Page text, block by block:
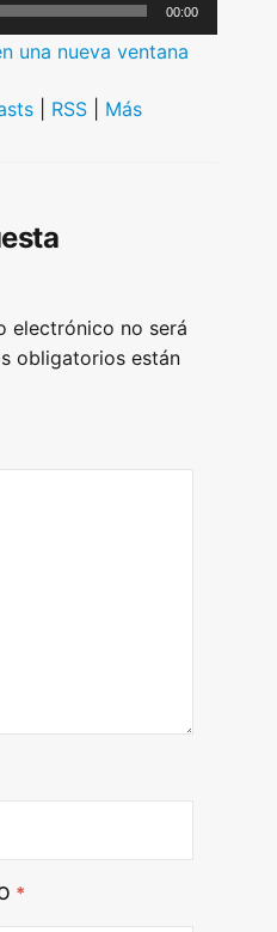
00:00
una nueva ventana
RSS Más
electrónico no será
obligatorios están
*